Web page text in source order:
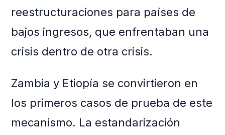
reestructuraciones para países de
bajos ingresos, que enfrentaban una
crisis dentro de otra crisis.
Zambia y Etiopía se convirtieron en
los primeros casos de prueba de este
mecanismo. La estandarización